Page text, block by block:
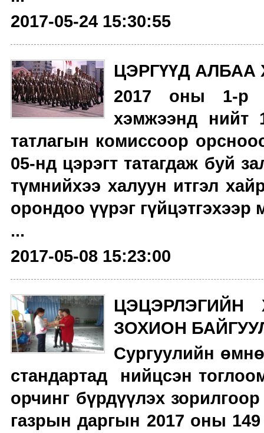
2017-05-24 15:30:55
ЦЭРГҮҮД
2017 оны 1-р
хэмжээнд нийт
татлагын комиссоор
05-нд цэрэгт татагдаж буй
түмнийхээ халуун итгэл
орондоо үүрэг гүйцэтгэхээр
...
2017-05-08 15:23:00
ЦЭЦЭРЛЭГИЙН
ЗОХИОН
Сургуулийн
стандартад нийцсэн
орчинг бүрдүүлэх
газрын даргын 2017 оны 149